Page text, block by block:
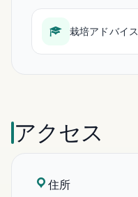
栽培アドバイス
アクセス
住所